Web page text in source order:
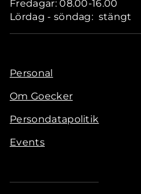
Fredagar: 08.00-16.00
Lördag - söndag: stängt
Personal
Om Goecker
Persondatapolitik
Events